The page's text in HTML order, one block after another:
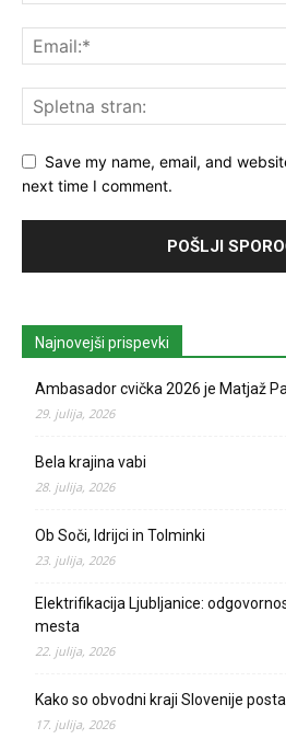
Save my name, email, and
next time I comment.
Najnovejši prispevki
Ambasador cvička 2026 je Matjaž
29. julija, 2026
Bela krajina vabi
28. julija, 2026
Ob Soči, Idrijci in Tolminki
23. julija, 2026
Elektrifikacija Ljubljanice:
mesta
22. julija, 2026
Kako so obvodni kraji Slovenije
17. julija, 2026